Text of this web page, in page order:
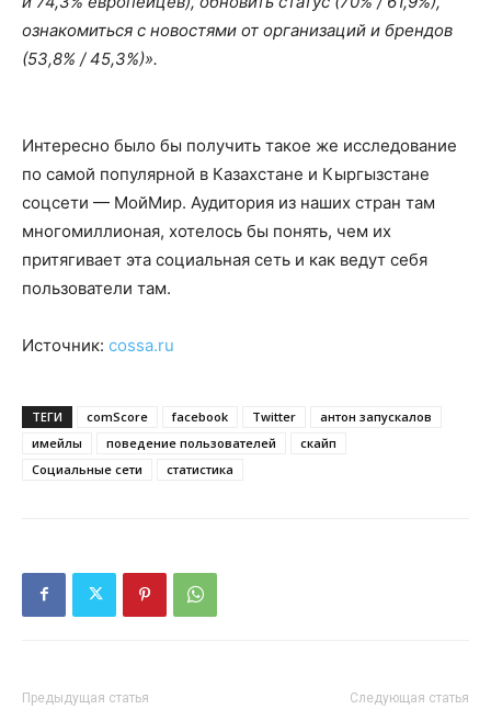
ознакомиться с новостями от организаций и брендов
(53,8% / 45,3%)».
Интересно было бы получить такое же исследование
по самой популярной в Казахстане и Кыргызстане
соцсети — МойМир. Аудитория из наших стран там
многомиллионая, хотелось бы понять, чем их
притягивает эта социальная сеть и как ведут себя
пользователи там.
Источник: cossa.ru
ТЕГИ comScore facebook Twitter
антон запускалов
имейлы
поведение пользователей
скайп
Социальные сети
статистика
Предыдущая статья Следующая статья